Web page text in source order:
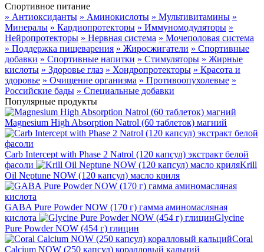
Спортивное питание
» Антиоксиданты » Аминокислоты » Мультивитамины »
Минералы » Кардиопротекторы » Иммуномодуляторы »
Нейропротекторы » Нервная система » Мочеполовая система
» Поддержка пищеварения » Жиросжигатели » Спортивные
добавки » Спортивные напитки » Стимуляторы » Жирные
кислоты » Здоровье глаз » Хондропротекторы » Красота и
здоровье » Очищение организма » Противоопухолевые »
Российские бады » Специальные добавки
Популярные продукты
Magnesium High Absorption Natrol (60 таблеток) магний
Carb Intercept with Phase 2 Natrol (120 капсул) экстракт белой
фасоли
Krill
Oil Neptune NOW (120 капсул) масло криля
GABA Pure Powder NOW (170 г) гамма аминомасляная
кислота
Glycine
Pure Powder NOW (454 г) глицин
Coral
Calcium NOW (250 капсул) коралловый кальций